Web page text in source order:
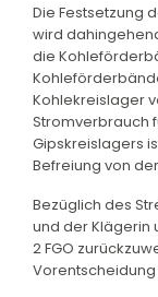
Die Festsetzung
wird
die
Kohlekreislager
Stromverbrauch
Gipskreislagers
Befreiung von
Bezüglich des
und der Klägerin
2 FGO
Vorentscheidung